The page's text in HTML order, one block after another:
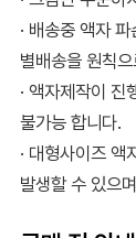
· 배송중 액자
별배송을 원칙
· 액자제작이
불가능 합니다.
· 대형사이즈 액
발생할 수 있으